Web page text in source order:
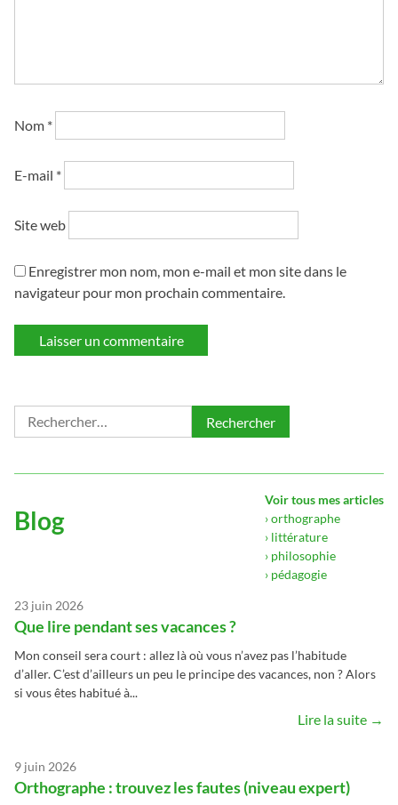
Nom *
E-mail *
Site web
Enregistrer mon nom, mon e-mail et mon site dans le
navigateur pour mon prochain commentaire.
Rechercher :
Blog
Voir tous mes articles
› orthographe
› littérature
› philosophie
› pédagogie
23 juin 2026
Que lire pendant ses vacances ?
Mon conseil sera court : allez là où vous n’avez pas l’habitude
d’aller. C’est d’ailleurs un peu le principe des vacances, non ? Alors
si vous êtes habitué à...
Lire la suite →
9 juin 2026
Orthographe : trouvez les fautes (niveau expert)